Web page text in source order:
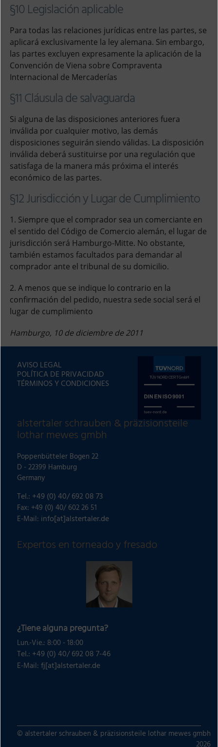
§10 Legislación aplicable
Para todas las relaciones jurídicas entre las partes, se
aplicará exclusivamente la ley alemana. Sin embargo,
las partes excluyen expresamente la aplicación de la
Convención de Viena sobre Compraventa
Internacional de Mercaderías
§11 Cláusula de salvaguarda
Si alguna de las disposiciones anteriores fuera
inválida por cualquier motivo, las demás
disposiciones seguirán siendo válidas. La disposición
inválida deberá sustituirse por una regulación que
satisfaga de la manera más próxima el interés
económico de las partes.
§12 Jurisdicción y Lugar de Cumplimiento
1. Siempre que el comprador sea un comerciante en
el sentido del Código de Comercio alemán, el lugar de
jurisdicción será Hamburgo-Mitte. No obstante,
también estamos facultados para demandar al
comprador ante el tribunal de su domicilio.
2. A menos que se indique lo contrario en la
confirmación del pedido, nuestra sede social será el
lugar de cumplimiento
Hamburgo, 10 de diciembre de 2011
AVISO LEGAL
POLÍTICA DE PRIVACIDAD
TÉRMINOS Y CONDICIONES
alstertaler schrauben & präzisionsteile
lothar mewes gmbh
Poppenbütteler Bogen 22
D - 22399 Hamburg
Germany
Tel.: +49 (0) 40/ 692 08 73
Fax: +49 (0) 40/ 602 26 51
E-Mail: info[at]alstertaler.de
Expertos en torneado y fresado
¿Tiene alguna pregunta?
Lun.-Vie.: 8:00 - 18:00
Tel.: +49 (0) 40/ 692 08 7-46
E-Mail: fj[at]alstertaler.de
© alstertaler schrauben & präzisionsteile lothar mewes gmbh
2026